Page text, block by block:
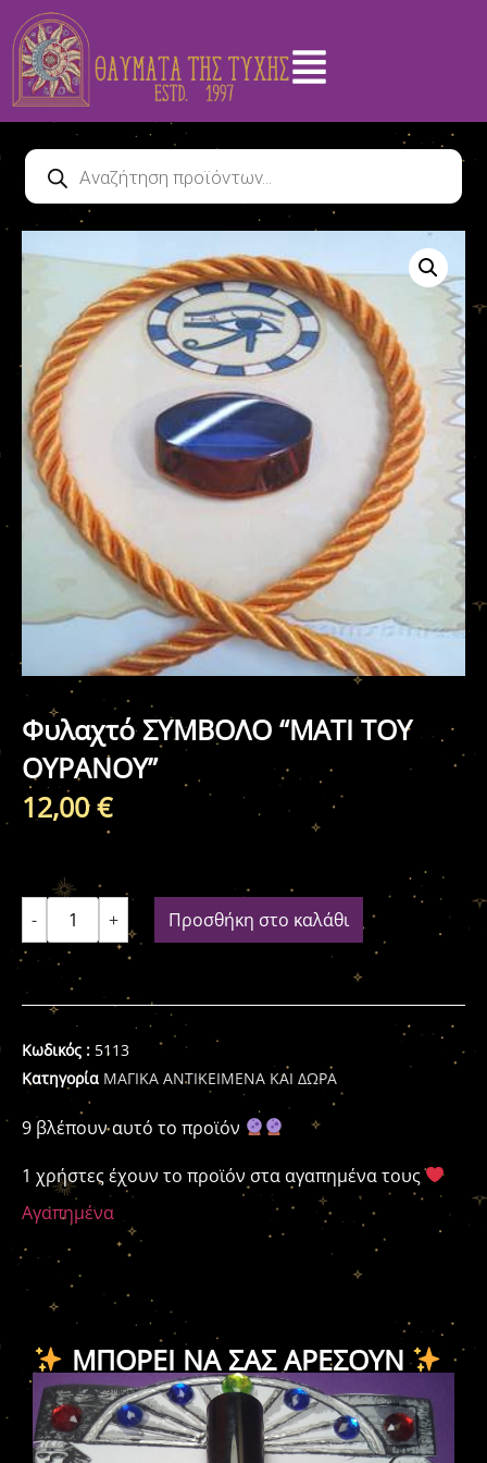
Φυλαχτό ΣΥΜΒΟΛΟ “ΜΑΤΙ ΤΟΥ
ΟΥΡΑΝΟΥ”
12,00€
- + Προσθήκη στο καλάθι
Κωδικός : 5113
Κατηγορία ΜΑΓΙΚΑ ΑΝΤΙΚΕΙΜΕΝΑ ΚΑΙ ΔΩΡΑ
9 βλέπουν αυτό το προϊόν
1 χρήστες έχουν το προϊόν στα αγαπημένα τους
Αγαπημένα
ΜΠΟΡΕΊ ΝΑ ΣΑΣ ΑΡΈΣΟΥΝ